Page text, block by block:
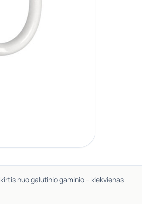
nuo galutinio gaminio – kiekvienas